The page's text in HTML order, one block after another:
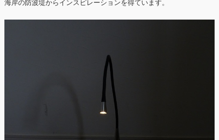
海岸の防波堤からインスピレーションを得ています。